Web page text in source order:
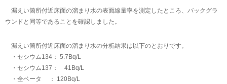
漏えい箇所付近床面の溜まり水の表面線量率を測定したところ、バックグラ
ウンドと同等であることを確認しました。
漏えい箇所付近床面の溜まり水の分析結果は以下のとおりです。
・セシウム134： 5.7Bq/L
・セシウム137： 41Bq/L
・全ベータ ： 120Bq/L